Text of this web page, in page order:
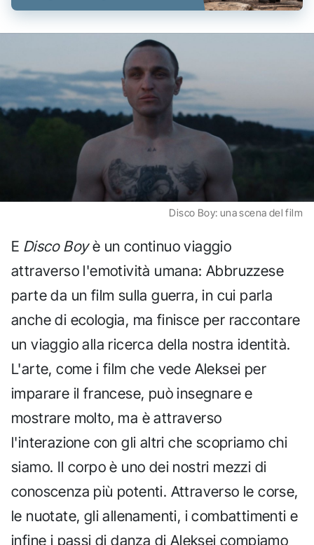
Disco Boy: una scena del film
E Disco Boyè un continuo viaggio
attraverso l'emotività umana: Abbruzzese
parte da un film sulla guerra, in cui parla
anche di ecologia, ma finisce per raccontare
un viaggio alla ricerca della nostra identità.
L'arte, come i film che vede Aleksei per
imparare il francese, può insegnare e
mostrare molto, ma è attraverso
l'interazione con gli altri che scopriamo chi
siamo. Il corpo è uno dei nostri mezzi di
conoscenza più potenti. Attraverso le corse,
le nuotate, gli allenamenti, i combattimenti e
infine i passi di danza di Aleksei compiamo